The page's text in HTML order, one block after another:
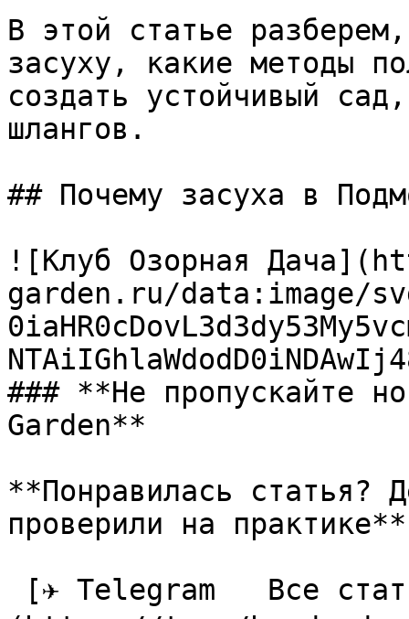
В этой статье
засуху, какие методы
создать устойчивый
шлангов.
## Почему засуха в
![Клуб Озорная
garden.ru/data:image/
### **Не пропускайте
Garden**
**Понравилась статья?
проверили на практике**